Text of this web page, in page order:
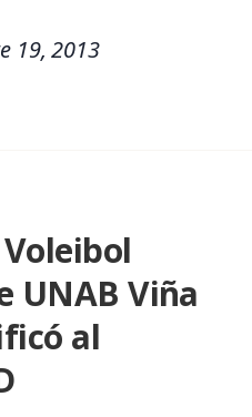
19, 2013
UNAB Viña
al